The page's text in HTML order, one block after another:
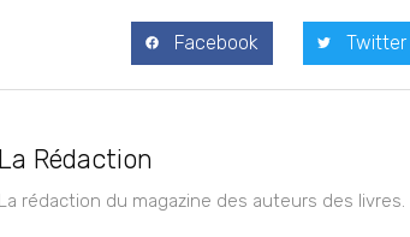
Facebook Twitter
La Rédaction
La rédaction du magazine des auteurs des livres.